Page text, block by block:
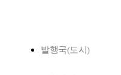
발행국(도시)